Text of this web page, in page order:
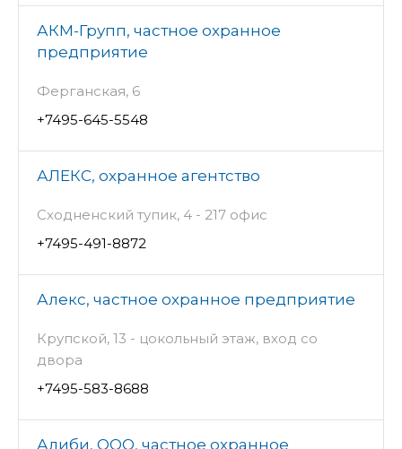
АКМ-Групп, частное охранное
предприятие
Ферганская, 6
+7495-645-5548
АЛЕКС, охранное агентство
Сходненский тупик, 4 - 217 офис
+7495-491-8872
Алекс, частное охранное предприятие
Крупской, 13 - цокольный этаж, вход со
двора
+7495-583-8688
Алиби, ООО, частное охранное